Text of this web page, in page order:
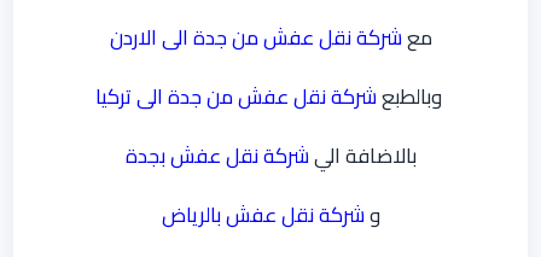
معشركة نقل عفش من جدة الى الاردن
وبالطبعشركة نقل عفش من جدة الى تركيا
بالاضافة اليشركة نقل عفش بجدة
وشركة نقل عفش بالرياض